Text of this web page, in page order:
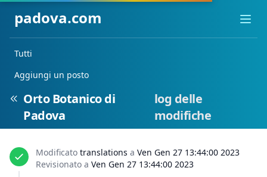
padova.com
Tutti
Aggiungi un posto
Orto Botanico di
Padova
log delle
modifiche
Modificato translations a Ven Gen 27 13:44:00 2023
Revisionato a Ven Gen 27 13:44:00 2023